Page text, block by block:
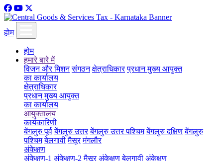
होम
होम
हमारे बारे में
विजन और मिशन संगठन क्षेत्राधिकार प्रधान मुख्य आयुक्त
का कार्यालय
क्षेत्राधिकार
प्रधान मुख्य आयुक्त
का कार्यालय
आयुक्तालय
कार्यकारिणी
बेंगलुरु पूर्व बेंगलुरु उत्तर बेंगलुरु उत्तर पश्चिम बेंगलुरु दक्षिण बेंगलुरु
पश्चिम बेलगावी मैसूर मंगलौर
अंकेक्षण
अंकेक्षण-1 अंकेक्षण-2 मैसूर अंकेक्षण बेलगावी अंकेक्षण